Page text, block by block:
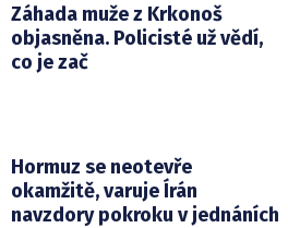
Záhada muže z Krkonoš
objasněna. Policisté už vědí,
co je zač
Hormuz se neotevře
okamžitě, varuje Írán
navzdory pokroku v jednáních